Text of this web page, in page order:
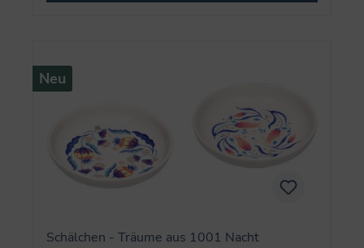
Neu
Schälchen - Träume aus 1001 Nacht